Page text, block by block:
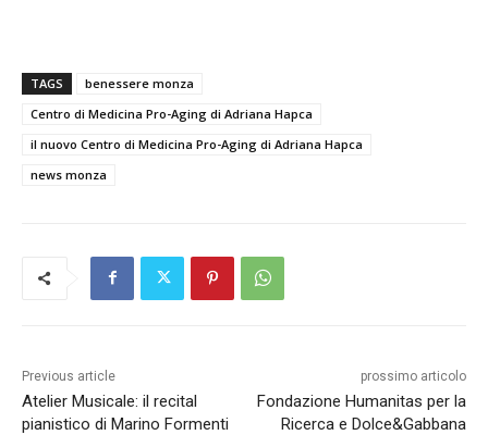
TAGS
benessere monza
Centro di Medicina Pro-Aging di Adriana Hapca
il nuovo Centro di Medicina Pro-Aging di Adriana Hapca
news monza
Previous article
Atelier Musicale: il recital
pianistico di Marino Formenti
prossimo articolo
Fondazione Humanitas per la
Ricerca e Dolce&Gabbana